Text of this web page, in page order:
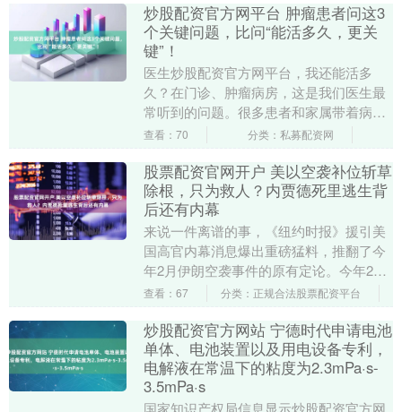
炒股配资官方网平台 肿瘤患者问这3
个关键问题，比问“能活多久，更关
键”！
医生炒股配资官方网平台，我还能活多
久？在门诊、肿瘤病房，这是我们医生最
常听到的问题。很多患者和家属带着病例
辗转多家医院，满心惶恐地抛出这个问
查看：70 分类：私募配资网
股票配资官网开户 美以空袭补位斩草
除根，只为救人？内贾德死里逃生背
后还有内幕
来说一件离谱的事，《纽约时报》援引美
国高官内幕消息爆出重磅猛料，推翻了今
年2月伊朗空袭事件的原有定论。今年2月
28日，以色列空袭伊朗前总统的住所，外
查看：67 分类：正规合法股票配资平台
炒股配资官方网站 宁德时代申请电池
单体、电池装置以及用电设备专利，
电解液在常温下的粘度为2.3mPa·s-
3.5mPa·s
国家知识产权局信息显示炒股配资官方网